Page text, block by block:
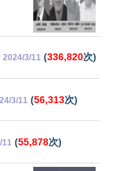
2024/3/11 (336,820次)
3/11 (56,313次)
(55,878次)